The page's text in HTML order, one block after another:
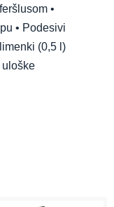
•
• Podesivi
(0,5 l)
uloške